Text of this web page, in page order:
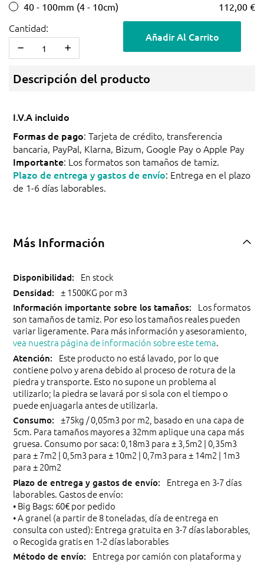
40 - 100mm (4 - 10cm)
112,00 €
Cantidad:
Añadir Al Carrito
Descripción del producto
I.V.A incluido
Formas de pago: Tarjeta de crédito, transferencia
bancaria, PayPal, Klarna, Bizum, Google Pay o Apple Pay
Importante: Los formatos son tamaños de tamiz.
Plazo de entrega y gastos de envío: Entrega en el plazo
de 1-6 días laborables.
Más Información
En stock
± 1500KG por m3
Los formatos
son tamaños de tamiz. Por eso los tamaños reales pueden
variar ligeramente. Para más información y asesoramiento,
vea nuestra página de información sobre este tema.
Este producto no está lavado, por lo que
contiene polvo y arena debido al proceso de rotura de la
piedra y transporte. Esto no supone un problema al
utilizarlo; la piedra se lavará por si sola con el tiempo o
puede enjuagarla antes de utilizarla.
±75kg / 0,05m3 por m2, basado en una capa de
5cm. Para tamaños mayores a 32mm aplique una capa más
gruesa. Consumo por saca: 0,18m3 para ± 3,5m2 | 0,35m3
para ± 7m2 | 0,5m3 para ± 10m2 | 0,7m3 para ± 14m2 | 1m3
para ± 20m2
Entrega en 3-7 días
laborables. Gastos de envío:
• Big Bags: 60€ por pedido
• A granel (a partir de 8 toneladas, día de entrega en
consulta con usted): Entrega gratuita en 3-7 días laborables,
o Recogida gratis en 1-2 días laborables
Entrega por camión con plataforma y